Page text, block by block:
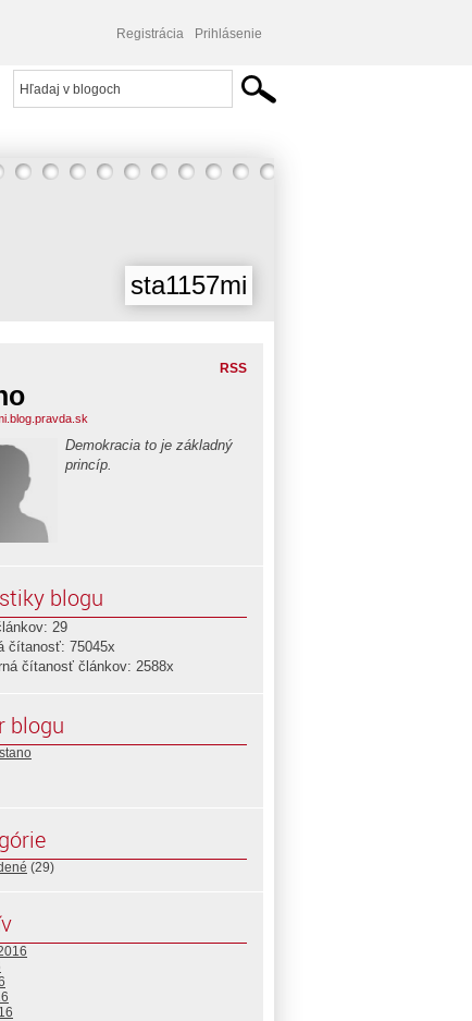
Registrácia Prihlásenie
sta1157mi
RSS
Demokracia to je základný
princíp.
blogu
29
čítanosť: 75045x
čítanosť článkov: 2588x
blogu
stano
(29)